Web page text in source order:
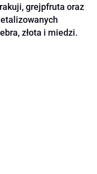
grejpfruta oraz
złota i miedzi.